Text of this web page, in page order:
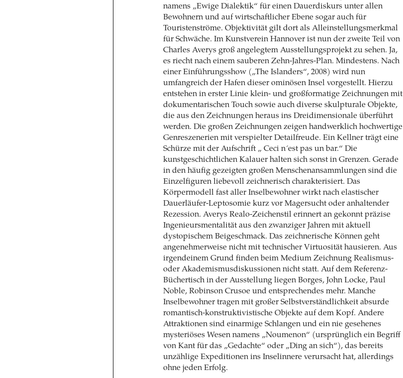
namens „Ewige Dialektik“ für einen Dauerdiskurs unter allen
Bewohnern und auf wirtschaftlicher Ebene sogar auch für
Touristenströme. Objektivität gilt dort als Alleinstellungsmerkmal
für Schwäche. Im Kunstverein Hannover ist nun der zweite Teil von
Charles Averys groß angelegtem Ausstellungsprojekt zu sehen. Ja,
es riecht nach einem sauberen Zehn-Jahres-Plan. Mindestens. Nach
einer Einführungsshow („The Islanders“, 2008) wird nun
umfangreich der Hafen dieser ominösen Insel vorgestellt. Hierzu
entstehen in erster Linie klein- und großformatige Zeichnungen mit
dokumentarischen Touch sowie auch diverse skulpturale Objekte,
die aus den Zeichnungen heraus ins Dreidimensionale überführt
werden. Die großen Zeichnungen zeigen handwerklich hochwertige
Genreszenerien mit verspielter Detailfreude. Ein Kellner trägt eine
Schürze mit der Aufschrift „ Ceci n´est pas un bar.“ Die
kunstgeschichtlichen Kalauer halten sich sonst in Grenzen. Gerade
in den häufig gezeigten großen Menschenansammlungen sind die
Einzelfiguren liebevoll zeichnerisch charakterisiert. Das
Körpermodell fast aller Inselbewohner wirkt nach elastischer
Dauerläufer-Leptosomie kurz vor Magersucht oder anhaltender
Rezession. Averys Realo-Zeichenstil erinnert an gekonnt präzise
Ingenieursmentalität aus den zwanziger Jahren mit aktuell
dystopischem Beigeschmack. Das zeichnerische Können geht
angenehmerweise nicht mit technischer Virtuosität hausieren. Aus
irgendeinem Grund finden beim Medium Zeichnung Realismus-
oder Akademismusdiskussionen nicht statt. Auf dem Referenz-
Büchertisch in der Ausstellung liegen Borges, John Locke, Paul
Noble, Robinson Crusoe und entsprechendes mehr. Manche
Inselbewohner tragen mit großer Selbstverständlichkeit absurde
romantisch-konstruktivistische Objekte auf dem Kopf. Andere
Attraktionen sind einarmige Schlangen und ein nie gesehenes
mysteriöses Wesen namens „Noumenon“ (ursprünglich ein Begriff
von Kant für das „Gedachte“ oder „Ding an sich“), das bereits
unzählige Expeditionen ins Inselinnere verursacht hat, allerdings
ohne jeden Erfolg.